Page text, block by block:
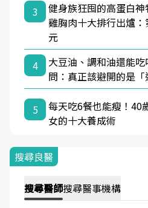
3
健身族狂囤的高蛋白
雞胸肉十大排行出爐
元
4
大豆油、調和油還能
問：真正該避開的是「
5
每天吃6餐也能瘦！40
女的十大養成術
搜尋良醫
搜尋醫師搜尋醫事機構